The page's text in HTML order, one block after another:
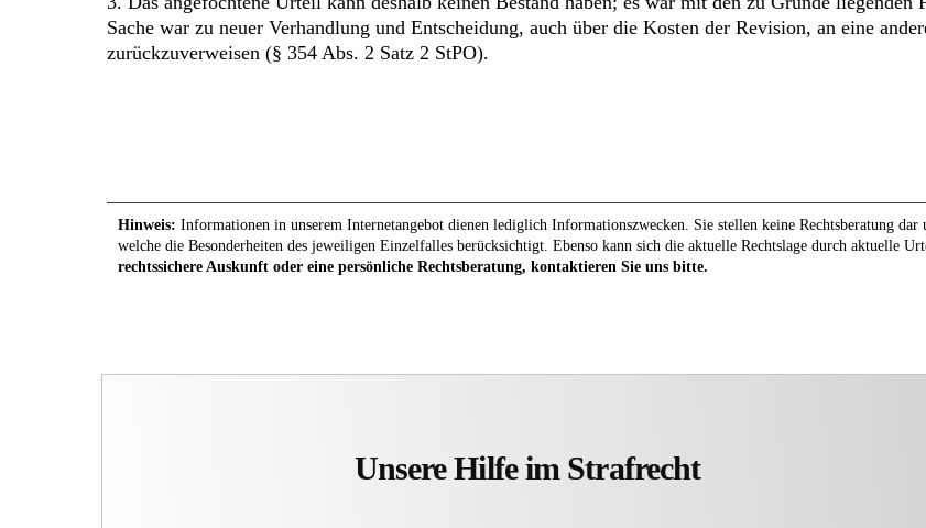
Sache war zu neuer Verhandlung und Entscheidung, auch über die Kosten der Revision, an eine
zurückzuverweisen (§ 354 Abs. 2 Satz 2 StPO).
Hinweis: Informationen in unserem Internetangebot dienen lediglich Informationszwecken. Sie stellen keine Rechtsberatung
welche die Besonderheiten des jeweiligen Einzelfalles berücksichtigt. Ebenso kann sich die aktuelle Rechtslage durch aktuelle
rechtssichere Auskunft oder eine persönliche Rechtsberatung, kontaktieren Sie uns bitte.
Unsere Hilfe im Strafrecht